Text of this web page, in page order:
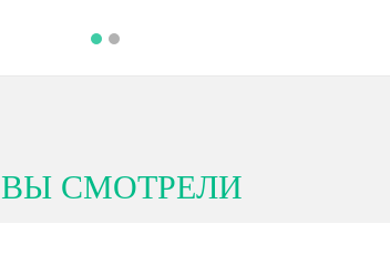
ВЫ СМОТРЕЛИ